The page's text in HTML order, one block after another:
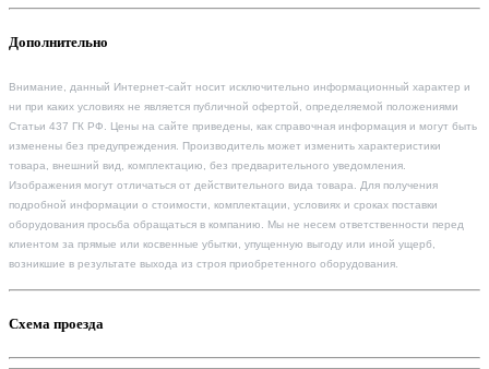
Дополнительно
Внимание, данный Интернет-сайт носит исключительно информационный характер и
ни при каких условиях не является публичной офертой, определяемой положениями
Статьи 437 ГК РФ. Цены на сайте приведены, как справочная информация и могут быть
изменены без предупреждения. Производитель может изменить характеристики
товара, внешний вид, комплектацию, без предварительного уведомления.
Изображения могут отличаться от действительного вида товара. Для получения
подробной информации о стоимости, комплектации, условиях и сроках поставки
оборудования просьба обращаться в компанию. Мы не несем ответственности перед
клиентом за прямые или косвенные убытки, упущенную выгоду или иной ущерб,
возникшие в результате выхода из строя приобретенного оборудования.
Схема проезда